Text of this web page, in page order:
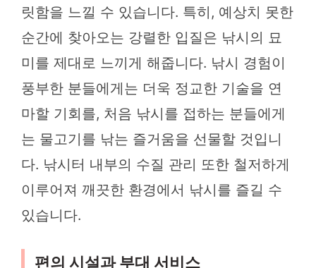
릿함을 느낄 수 있습니다. 특히, 예상치 못한
순간에 찾아오는 강렬한 입질은 낚시의 묘
미를 제대로 느끼게 해줍니다. 낚시 경험이
풍부한 분들에게는 더욱 정교한 기술을 연
마할 기회를, 처음 낚시를 접하는 분들에게
는 물고기를 낚는 즐거움을 선물할 것입니
다. 낚시터 내부의 수질 관리 또한 철저하게
이루어져 깨끗한 환경에서 낚시를 즐길 수
있습니다.
편의 시설과 부대 서비스